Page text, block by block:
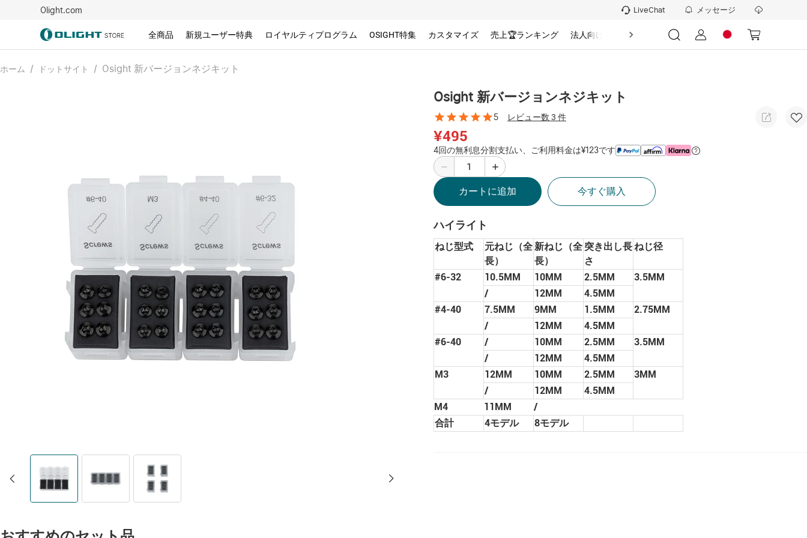
Olight.com LiveChat メッセージ
全商品 新規ユーザー特典 ロイヤルティプログラム OSIGHT特集 カスタマイズ 売上🏆ランキング 法人向け 情報
ホーム / ドットサイト / Osight 新バージョンネジキット
Osight 新バージョンネジキット
5 レビュー数 3 件
¥495
4回の無利息分割支払い、ご利用料金は¥123です
カートに追加 今すぐ購入
ハイライト
ねじ型式
元ねじ（全
長）
新ねじ（全
長）
突き出し長
さ
ねじ径
#6-32 10.5MM 10MM 2.5MM
3.5MM
/
12MM
4.5MM
#4-40
7.5MM 9MM 1.5MM
2.75MM
/
12MM
4.5MM
#6-40
/ 10MM 2.5MM
3.5MM
/
12MM
4.5MM
M3
12MM 10MM 2.5MM
3MM
/
12MM
4.5MM
M4
11MM
/
合計
4モデル 8モデル